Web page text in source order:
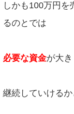
しかも100万円
るのとでは
必要な資金が大き
継続していけるか